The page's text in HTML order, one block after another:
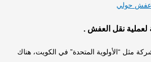
حولي
نقل العفش .
“الأولوية المتحدة” في الكويت، هناك